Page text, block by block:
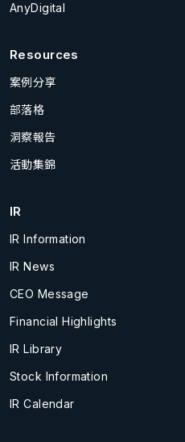
AnyDigital
Resources
案例分享
部落格
洞察報告
活動集錦
IR
IR Information
IR News
CEO Message
Financial Highlights
IR Library
Stock Information
IR Calendar